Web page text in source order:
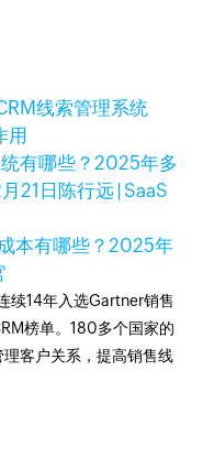
线索管理系统
用
有哪些？2025年多
21日 陈行远 | SaaS
本有哪些？ 2025年
续14年入选Gartner销售
榜单。180多个国家的
客户关系，提高销售线